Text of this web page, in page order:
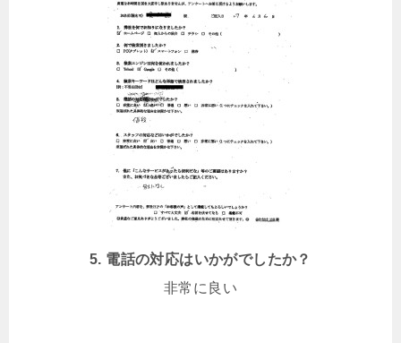
5. 電話の対応はいかがでしたか？
非常に良い